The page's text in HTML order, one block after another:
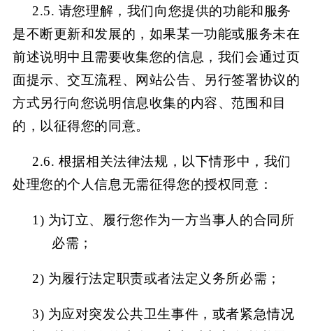
2.5. 请您理解，我们向您提供的功能和服务
是不断更新和发展的，如果某一功能或服务未在
前述说明中且需要收集您的信息，我们会通过页
面提示、交互流程、网站公告、另行签署协议的
方式另行向您说明信息收集的内容、范围和目
的，以征得您的同意。
2.6. 根据相关法律法规，以下情形中，我们
处理您的个人信息无需征得您的授权同意：
1) 为订立、履行您作为一方当事人的合同所
必需；
2) 为履行法定职责或者法定义务所必需；
3) 为应对突发公共卫生事件，或者紧急情况